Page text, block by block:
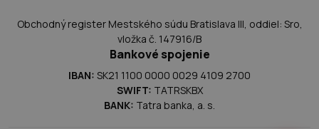
Obchodný register Mestského súdu Bratislava III, oddiel: Sro,
vložka č. 147916/B
Bankové spojenie
IBAN: SK21 1100 0000 0029 4109 2700
SWIFT: TATRSKBX
BANK: Tatra banka, a. s.